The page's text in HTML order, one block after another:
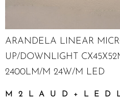
ARANDELA LINEAR
UP/DOWNLIGHT
2400LM/M 24W/M LED